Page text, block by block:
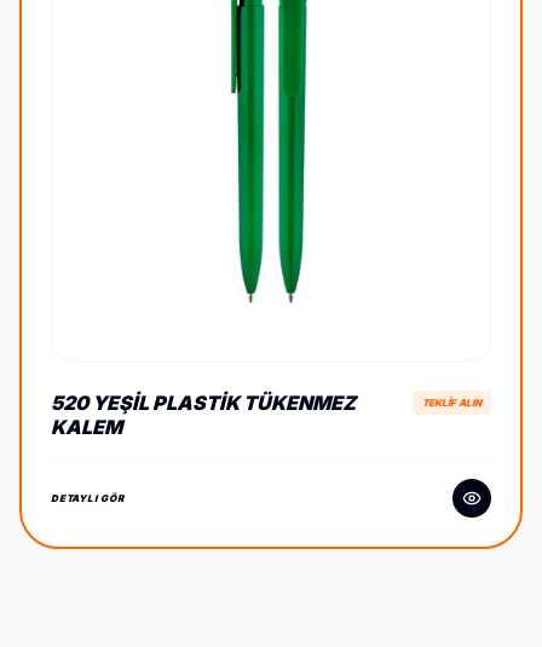
520 YEŞIL PLASTIK TÜKENMEZ
KALEM
TEKLİF ALIN
DETAYLI GÖR